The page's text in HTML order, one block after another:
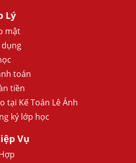
Lý
mật
toán
tiền
tại Kế Toán Lê Ánh
ký lớp học
Vụ